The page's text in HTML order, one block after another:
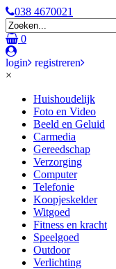
038 4670021
0
login
registreren
×
Huishoudelijk
Foto en Video
Beeld en Geluid
Carmedia
Gereedschap
Verzorging
Computer
Telefonie
Koopjeskelder
Witgoed
Fitness en kracht
Speelgoed
Outdoor
Verlichting